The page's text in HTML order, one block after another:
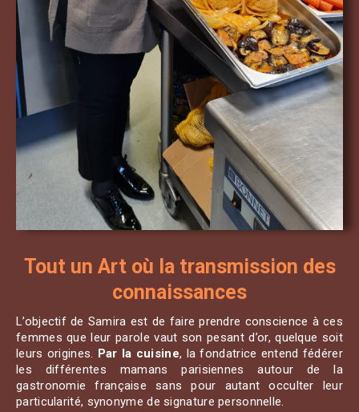
Tout un Art où la transmission des
connaissances
L’objectif de Samira est de faire prendre conscience à ces
femmes que leur parole vaut son pesant d’or, quelque soit
leurs origines. Par la cuisine, la fondatrice entend fédérer
les différentes mamans parisiennes autour de la
gastronomie française sans pour autant occulter leur
particularité, synonyme de signature personnelle.